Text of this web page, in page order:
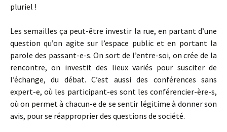
pluriel !
Les semailles ça peut-être investir la rue, en partant d’une
question qu’on agite sur l’espace public et en portant la
parole des passant-e-s. On sort de l’entre-soi, on crée de la
rencontre, on investit des lieux variés pour susciter de
l’échange, du débat. C’est aussi des conférences sans
expert-e, où les participant-es sont les conférencier-ère-s,
où on permet à chacun-e de se sentir légitime à donner son
avis, pour se réapproprier des questions de société.